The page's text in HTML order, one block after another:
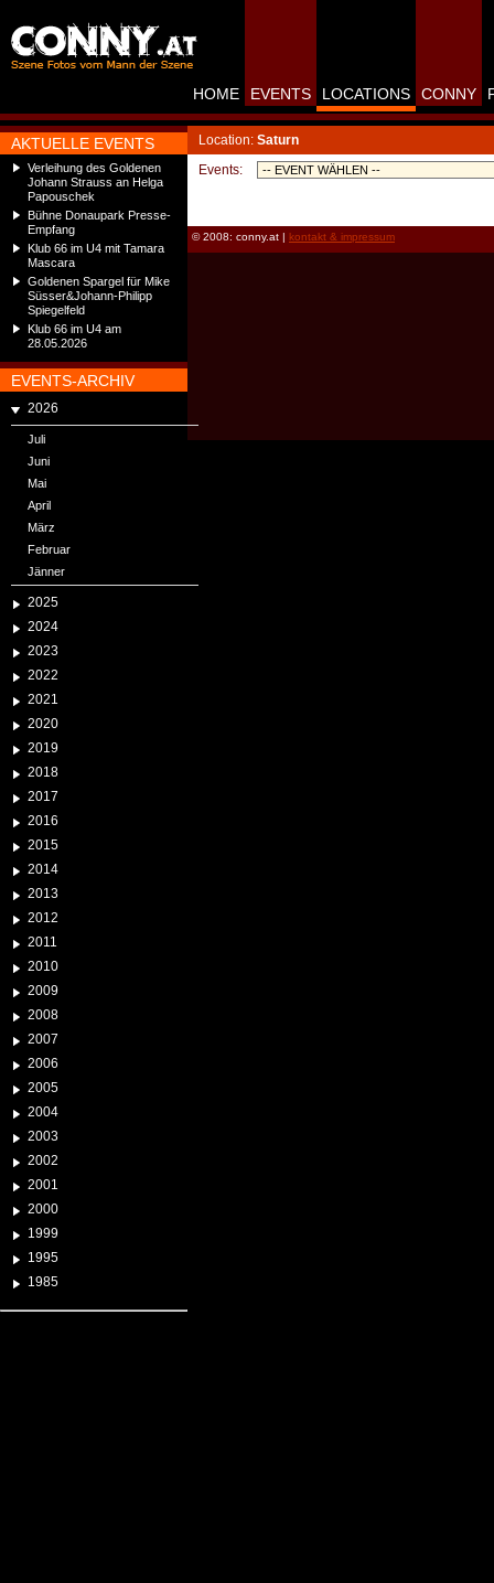
AKTUELLE EVENTS
Verleihung des Goldenen
Johann Strauss an Helga
Papouschek
Bühne Donaupark Presse-
Empfang
Klub 66 im U4 mit Tamara
Mascara
Goldenen Spargel für Mike
Süsser&Johann-Philipp
Spiegelfeld
Klub 66 im U4 am
28.05.2026
EVENTS-ARCHIV
2026
Juli
Juni
Mai
April
März
Februar
Jänner
2025
2024
2023
2022
2021
2020
2019
2018
2017
2016
2015
2014
2013
2012
2011
2010
2009
2008
2007
2006
2005
2004
2003
2002
2001
2000
1999
1995
1985
HOME EVENTS LOCATIONS CONNY
Location: Saturn
Events:
© 2008: conny.at | kontakt & impressum